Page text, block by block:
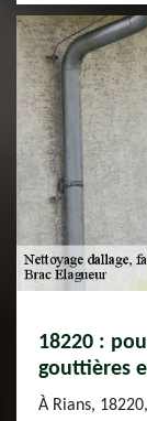
18220 :
gouttières
À Rians,